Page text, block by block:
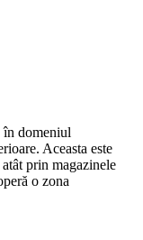
domeniul
Aceasta este
prin magazinele
o zona